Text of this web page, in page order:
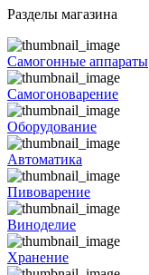
Разделы магазина
Самогонные аппараты
Самогоноварение
Оборудование
Автоматика
Пивоварение
Виноделие
Хранение